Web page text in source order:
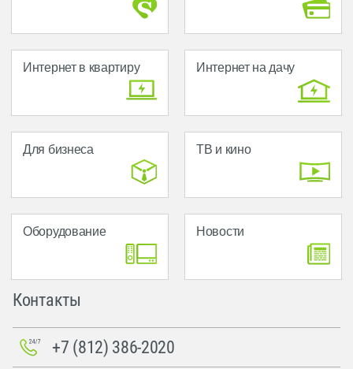
Интернет в квартиру Интернет на дачу
Для бизнеса ТВ и кино
Оборудование Новости
Контакты
+7 (812) 386-2020